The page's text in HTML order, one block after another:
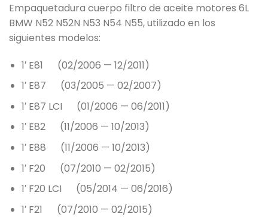
Empaquetadura cuerpo filtro de aceite motores 6L
BMW N52 N52N N53 N54 N55, utilizado en los
siguientes modelos:
1′ E81 (02/2006 — 12/2011)
1′ E87 (03/2005 — 02/2007)
1′ E87 LCI (01/2006 — 06/2011)
1′ E82 (11/2006 — 10/2013)
1′ E88 (11/2006 — 10/2013)
1′ F20 (07/2010 — 02/2015)
1′ F20 LCI (05/2014 — 06/2016)
1′ F21 (07/2010 — 02/2015)